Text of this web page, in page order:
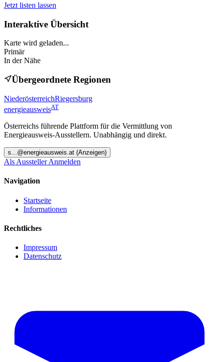
Jetzt listen lassen
Interaktive Übersicht
Karte wird geladen...
Primär
In der Nähe
Übergeordnete Regionen
NiederösterreichRiegersburg
energieausweisAT
Österreichs führende Plattform für die Vermittlung von
Energieausweis-Ausstellern. Unabhängig und direkt.
s...@energieausweis.at (Anzeigen)
Als Aussteller Anmelden
Navigation
Startseite
Informationen
Rechtliches
Impressum
Datenschutz